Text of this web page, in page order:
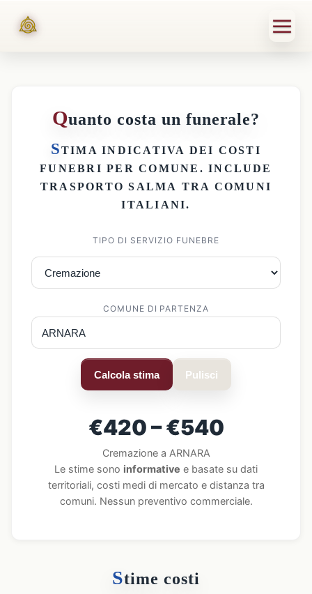
Quanto costa un funerale?
STIMA INDICATIVA DEI COSTI
FUNEBRI PER COMUNE . INCLUDE
TRASPORTO SALMA TRA COMUNI
ITALIANI.
TIPO DI SERVIZIO FUNEBRE
COMUNE DI PARTENZA
Calcola stima Pulisci
€420 – €540
Cremazione a ARNARA
Le stime sono informative e basate su dati
territoriali, costi medi di mercato e distanza tra
comuni. Nessun preventivo commerciale.
Stime costi